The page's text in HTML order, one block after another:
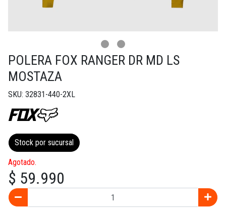
POLERA FOX RANGER DR MD LS
MOSTAZA
SKU: 32831-440-2XL
Stock por sucursal
Agotado.
$ 59.990